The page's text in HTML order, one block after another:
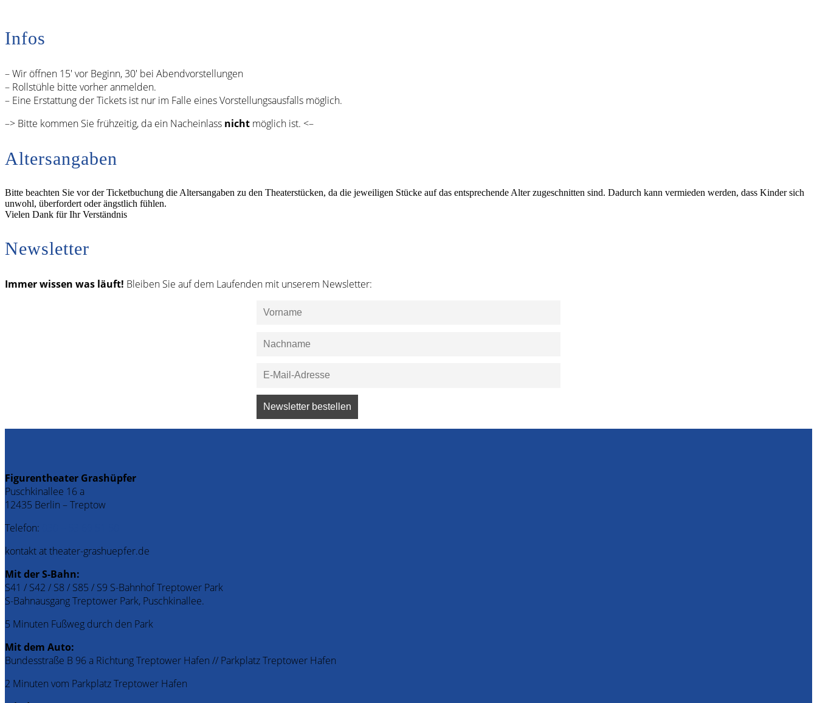
Infos
– Wir öffnen 15′ vor Beginn, 30′ bei Abendvorstellungen
– Rollstühle bitte vorher anmelden.
– Eine Erstattung der Tickets ist nur im Falle eines Vorstellungsausfalls möglich.
–> Bitte kommen Sie frühzeitig, da ein Nacheinlass nicht möglich ist. <–
Altersangaben
Bitte beachten Sie vor der Ticketbuchung die Altersangaben zu den Theaterstücken, da die jeweiligen Stücke auf das entsprechende Alter zugeschnitten sind. Dadurch kann vermieden werden, dass Kinder sich
unwohl, überfordert oder ängstlich fühlen.
Vielen Dank für Ihr Verständnis
Newsletter
Immer wissen was läuft! Bleiben Sie auf dem Laufenden mit unserem Newsletter:
Figurentheater Grashüpfer
Puschkinallee 16 a
12435 Berlin – Treptow
Telefon:
kontakt at theater-grashuepfer.de
Mit der S-Bahn:
S41 / S42 / S8 / S85 / S9 S-Bahnhof Treptower Park
S-Bahnausgang Treptower Park, Puschkinallee.
5 Minuten Fußweg durch den Park
Mit dem Auto:
Bundesstraße B 96 a Richtung Treptower Hafen // Parkplatz Treptower Hafen
2 Minuten vom Parkplatz Treptower Hafen